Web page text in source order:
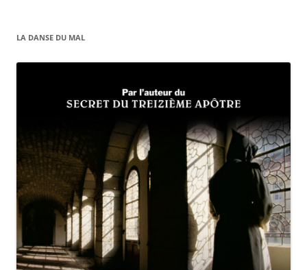
LA DANSE DU MAL